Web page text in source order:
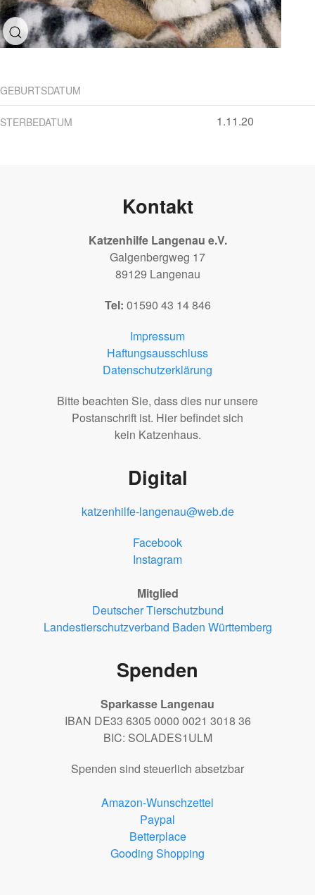
GEBURTSDATUM
STERBEDATUM 1.11.20
Kontakt
Katzenhilfe Langenau e.V.
Galgenbergweg 17
89129 Langenau
Tel: 01590 43 14 846
Impressum
Haftungsausschluss
Datenschutzerklärung
Bitte beachten Sie, dass dies nur unsere
Postanschrift ist. Hier befindet sich
kein Katzenhaus.
Digital
katzenhilfe-langenau@web.de
Facebook
Instagram
Mitglied
Deutscher Tierschutzbund
Landestierschutzverband Baden Württemberg
Spenden
Sparkasse Langenau
IBAN DE33 6305 0000 0021 3018 36
BIC: SOLADES1ULM
Spenden sind steuerlich absetzbar
Amazon-Wunschzettel
Paypal
Betterplace
Gooding Shopping